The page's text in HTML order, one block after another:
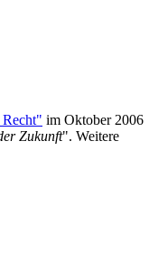
im Oktober 2006
Zukunft". Weitere